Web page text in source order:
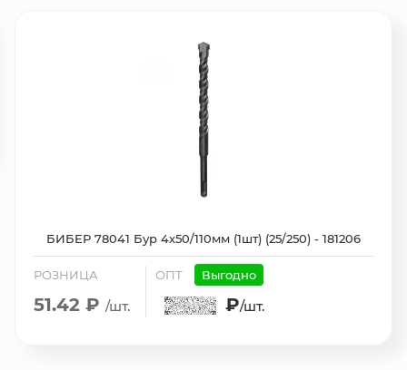
БИБЕР 78041 Бур 4х50/110мм (1шт) (25/250) - 181206
РОЗНИЦА
51.42 ₽ /шт.
ОПТ Выгодно
₽/шт.